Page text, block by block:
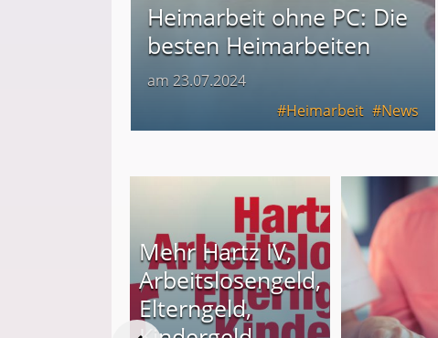
Heimarbeit ohne PC: Die
besten Heimarbeiten
am 23.07.2024
Heimarbeit
News
Mehr Hartz IV,
Arbeitslosengeld,
Elterngeld,